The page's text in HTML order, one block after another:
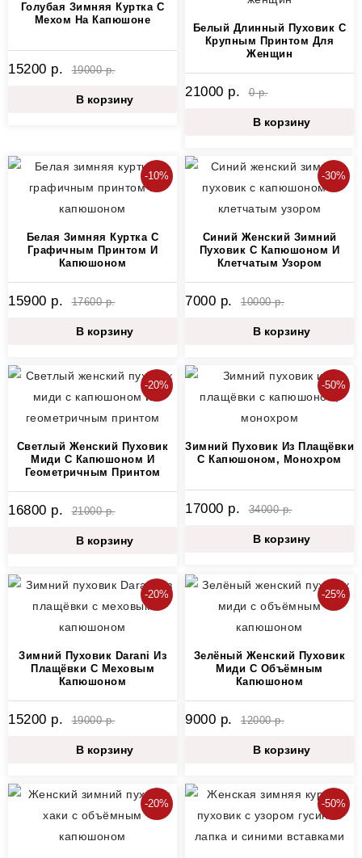
Голубая Зимняя Куртка С
Мехом На Капюшоне
15200 р. 19000 р.
В корзину
Белый Длинный Пуховик С
Крупным Принтом Для
Женщин
21000 р. 0 р.
В корзину
-10%
Белая Зимняя Куртка С
Графичным Принтом И
Капюшоном
15900 р. 17600 р.
В корзину
-30%
Синий Женский Зимний
Пуховик С Капюшоном И
Клетчатым Узором
7000 р. 10000 р.
В корзину
-20%
Светлый Женский Пуховик
Миди С Капюшоном И
Геометричным Принтом
16800 р. 21000 р.
В корзину
-50%
Зимний Пуховик Из Плащёвки
С Капюшоном, Монохром
17000 р. 34000 р.
В корзину
-20%
Зимний Пуховик Darani Из
Плащёвки С Меховым
Капюшоном
15200 р. 19000 р.
В корзину
-25%
Зелёный Женский Пуховик
Миди С Объёмным
Капюшоном
9000 р. 12000 р.
В корзину
-20% -50%